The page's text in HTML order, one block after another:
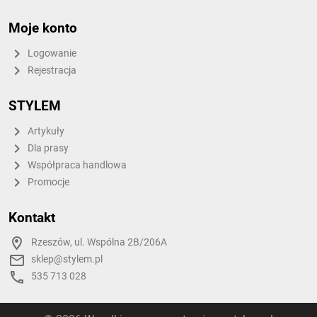
Moje konto
Logowanie
Rejestracja
STYLEM
Artykuły
Dla prasy
Współpraca handlowa
Promocje
Kontakt
Rzeszów, ul. Wspólna 2B/206A
sklep@stylem.pl
535 713 028